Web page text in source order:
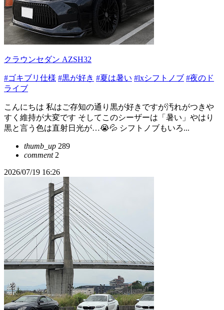
クラウンセダン AZSH32
#ゴキブリ仕様 #黒が好き #夏は暑い #lxシフトノブ #夜のド
ライブ
こんにちは 私はご存知の通り黒が好きですが汚れがつきや
すく維持が大変です そしてこのシーザーは「暑い」やはり
黒と言う色は直射日光が…😭💦 シフトノブもいろ...
thumb_up 289
comment2
2026/07/19 16:26